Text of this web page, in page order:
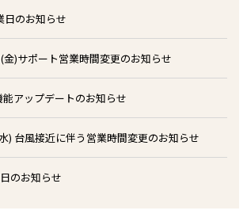
日のお知らせ
金)サポート営業時間変更のお知らせ
アップデートのお知らせ
) 台風接近に伴う営業時間変更のお知らせ
のお知らせ